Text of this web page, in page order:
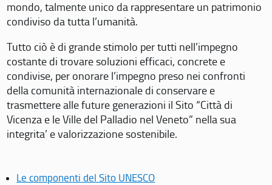
mondo, talmente unico da rappresentare un patrimonio
condiviso da tutta l’umanità.
Tutto ciò è di grande stimolo per tutti nell’impegno
costante di trovare soluzioni efficaci, concrete e
condivise, per onorare l’impegno preso nei confronti
della comunità internazionale di conservare e
trasmettere alle future generazioni il Sito “Città di
Vicenza e le Ville del Palladio nel Veneto” nella sua
integrita’ e valorizzazione sostenibile.
Le componenti del Sito UNESCO